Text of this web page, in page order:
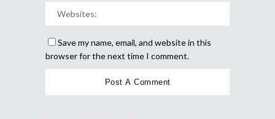
Save my name, email, and website in this
browser for the next time I comment.